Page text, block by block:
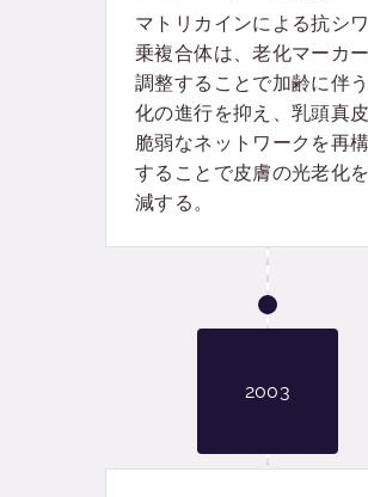
マトリカインによる抗シ
乗複合体は、老化マーカ
調整することで加齢に伴
化の進行を抑え、乳頭真
脆弱なネットワークを再
することで皮膚の光老化
減する。
2003